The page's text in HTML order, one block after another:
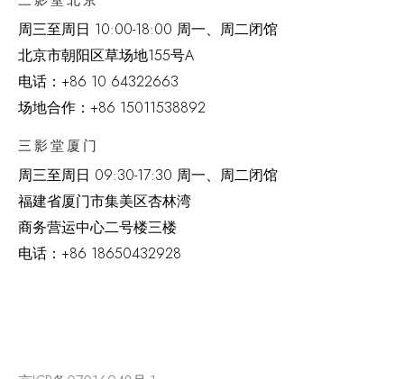
周三至周日 10:00-18:00 周一、周二闭馆
北京市朝阳区草场地155号A
电话： +86 10 64322663
场地合作：+86 15011538892
三影堂厦门
周三至周日 09:30-17:30 周一、周二闭馆
福建省厦门市集美区杏林湾
商务营运中心二号楼三楼
电话： +86 18650432928